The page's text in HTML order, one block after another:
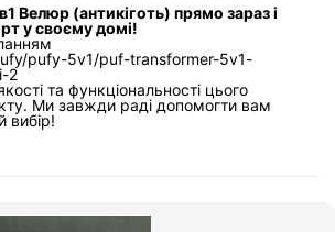
Велюр (антикіготь) прямо зараз і
у своєму домі!
pufy-5v1/puf-transformer-5v1-
2
та функціональності цього
Ми завжди раді допомогти вам
вибір!